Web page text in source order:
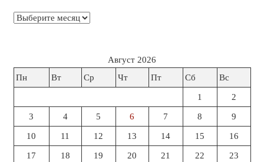
Архивы
Август 2026
Пн
Вт Ср Чт Пт Сб Вс
1 2
3 4 5 6 7 8 9
10 11 12 13 14 15 16
17 18 19 20 21 22 23